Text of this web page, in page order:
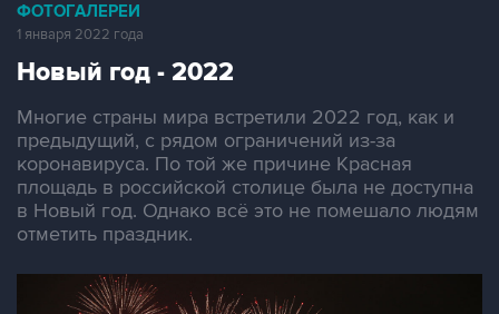
ФОТОГАЛЕРЕИ
1 января 2022 года
Новый год - 2022
Многие страны мира встретили 2022 год, как и
предыдущий, с рядом ограничений из-за
коронавируса. По той же причине Красная
площадь в российской столице была не доступна
в Новый год. Однако всё это не помешало людям
отметить праздник.